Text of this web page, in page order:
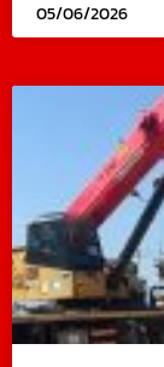
05/06/2026